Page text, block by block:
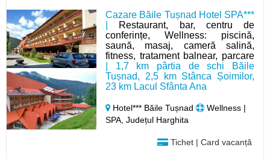
Cazare Băile Tușnad Hotel SPA***
Restaurant, bar, centru de
conferințe, Wellness: piscină,
saună, masaj, cameră salină,
fitness, tratament balnear, parcare
| 1,7 km pârtia de schi Băile
Tușnad, 2,5 km Stânca Șoimilor,
23 km Lacul Sfânta Ana
Hotel*** Băile Tușnad
Wellness |
SPA, Județul Harghita
Tichet | Card vacanță